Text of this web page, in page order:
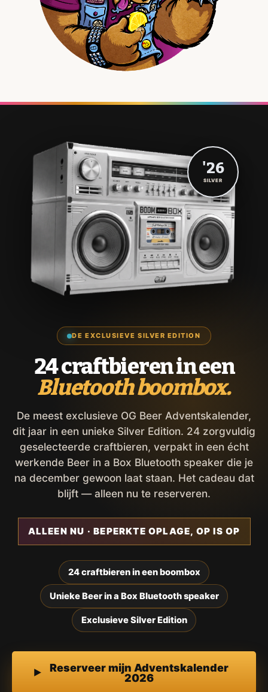
DE EXCLUSIEVE SILVER EDITION
24 craftbieren in een
Bluetooth boombox.
De meest exclusieve OG Beer Adventskalender,
dit jaar in een unieke Silver Edition. 24 zorgvuldig
geselecteerde craftbieren, verpakt in een écht
werkende Beer in a Box Bluetooth speaker die je
na december gewoon laat staan. Het cadeau dat
blijft — alleen nu te reserveren.
ALLEEN NU · BEPERKTE OPLAGE, OP IS OP
24 craftbieren in een boombox
Unieke Beer in a Box Bluetooth speaker
Exclusieve Silver Edition
Reserveer mijn Adventskalender
2026
'26
SILVER